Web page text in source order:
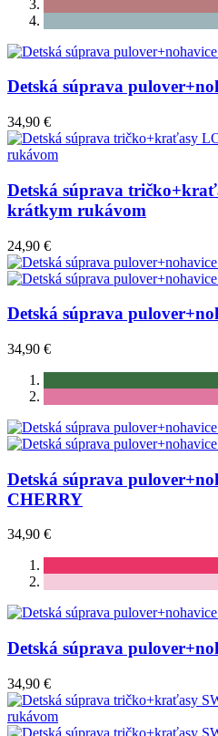
Detská súprava
34,90 €
Detská súprava
krátkym rukávom
24,90 €
Detská súprava
34,90 €
Detská súprava
CHERRY
34,90 €
Detská súprava
34,90 €